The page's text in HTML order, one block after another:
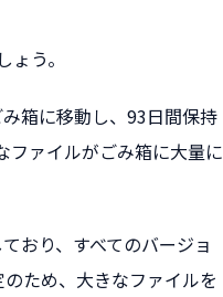
う。
箱に移動し、93日間保持
ファイルがごみ箱に大量に
おり、すべてのバージョ
ため、大きなファイルを